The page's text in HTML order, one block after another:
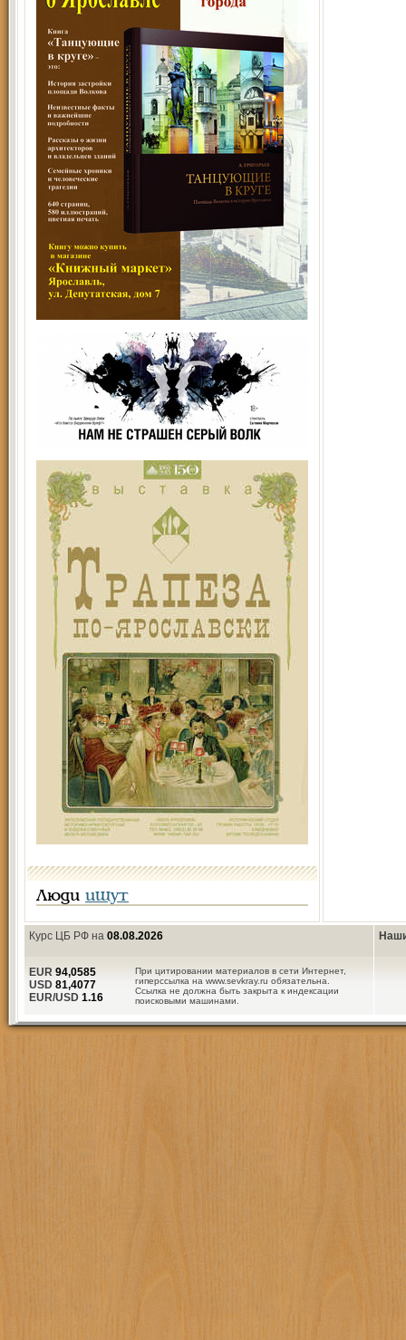
Люди ищут
Курс ЦБ РФ на 08.08.2026
При цитировании материалов в сети Интернет,
гиперссылка на www.sevkray.ru обязательна.
Ссылка не должна быть закрыта к индексации
поисковыми машинами.
EUR 94,0585
USD 81,4077
EUR/USD 1.16